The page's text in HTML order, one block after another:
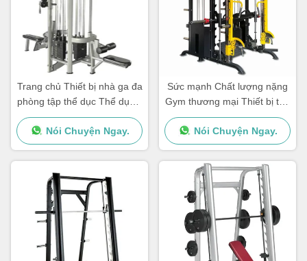
Trang chủ Thiết bị nhà ga đa
phòng tập thể dục Thể dục 4
Nhà ga đa phòng tập thể
dục
Nói Chuyện Ngay.
Sức mạnh Chất lượng nặng
Gym thương mại Thiết bị tập
thể dục Máy Multi Smith
Nói Chuyện Ngay.